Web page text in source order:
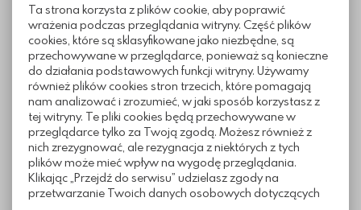
Ta strona korzysta z plików cookie, aby poprawić
wrażenia podczas przeglądania witryny. Część plików
cookies, które są sklasyfikowane jako niezbędne, są
przechowywane w przeglądarce, ponieważ są konieczne
do działania podstawowych funkcji witryny. Używamy
również plików cookies stron trzecich, które pomagają
nam analizować i zrozumieć, w jaki sposób korzystasz z
tej witryny. Te pliki cookies będą przechowywane w
przeglądarce tylko za Twoją zgodą. Możesz również z
nich zrezygnować, ale rezygnacja z niektórych z tych
plików może mieć wpływ na wygodę przeglądania.
Klikając „Przejdź do serwisu” udzielasz zgody na
przetwarzanie Twoich danych osobowych dotyczących
Ogrodzenia betonowe w połączeniu
z innymi materiałami – inspiracje
aranżacyjne
Ogrodzenia betonowe w połączeniu z innymi
materiałami – inspiracje aranżacyjneOgrodzenie
to wizytówka każdej posesji – stanowi nie tylko
ochronę i granicę działki, ale również pełni istotną
funkcję estetyczną. Wybierając odpowiednie
ogrodzenie, warto postawić na trwałość,